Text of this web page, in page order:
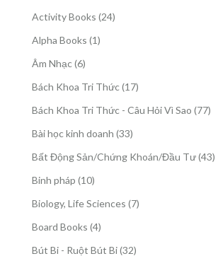
phẩm
Activity Books 2424
Alpha Books 11
Âm Nhạc 66
Bách Khoa Tri Thức 1717
Bách Khoa Tri Thức - Câu Hỏi Vì Sao 7777
Bài học kinh doanh 3333
Bất Động Sản/Chứng Khoán/Đầu Tư 4343
Binh pháp 1010
Biology, Life Sciences 77
Board Books 44
phẩm
Bút Bi - Ruột Bút Bi 3232